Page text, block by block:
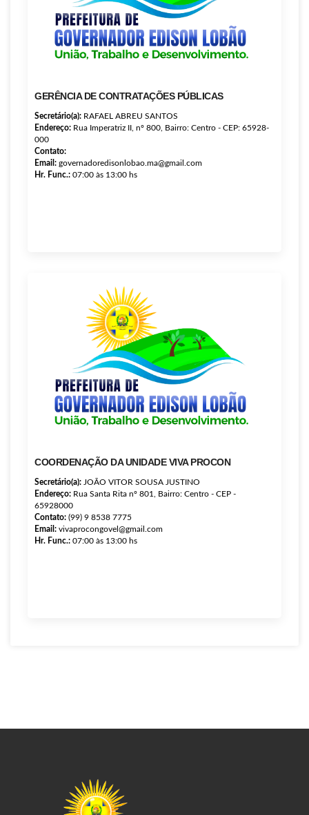
GERÊNCIA DE CONTRATAÇÕES PÚBLICAS
Secretário(a): RAFAEL ABREU SANTOS
Endereço: Rua Imperatriz II, nº 800, Bairro: Centro - CEP: 65928-
000
Contato:
Email: governadoredisonlobao.ma@gmail.com
Hr. Func.: 07:00 às 13:00 hs
COORDENAÇÃO DA UNIDADE VIVA PROCON
Secretário(a): JOÃO VITOR SOUSA JUSTINO
Endereço: Rua Santa Rita nº 801, Bairro: Centro - CEP -
65928000
Contato: (99) 9 8538 7775
Email: vivaprocongovel@gmail.com
Hr. Func.: 07:00 às 13:00 hs